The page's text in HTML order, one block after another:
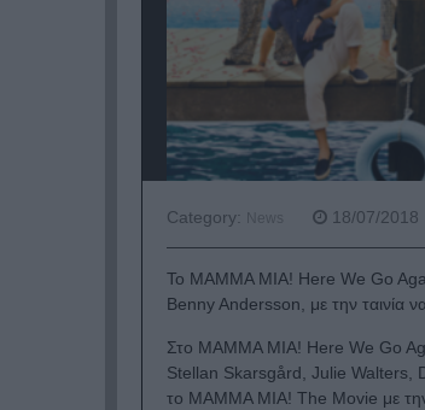
Category: News 18/07/2018
Το MAMMA MIA! Here We Go
Benny Andersson, με την ταινία
Στο MAMMA MIA! Here We Go
Stellan Skarsgård, Julie Walters,
το MAMMA MIA! The Movie με